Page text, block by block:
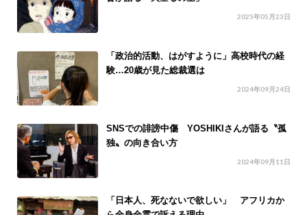
2025年05月23日
「政治的活動、はがすように」高校時代の経
験…20歳が見た総裁選は
2024年09月24日
SNSでの誹謗中傷 YOSHIKIさんが語る〝孤
独〟の向き合い方
2024年09月11日
「日本人、死なないで欲しい」 アフリカか